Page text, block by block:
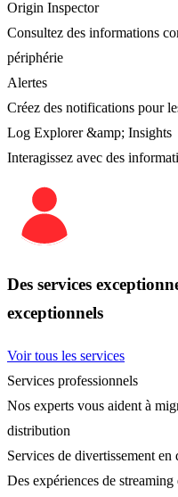
Origin Inspector
Consultez des informations
périphérie
Alertes
Créez des notifications pour
Log Explorer &amp; Insights
Interagissez avec des
Des services
exceptionnels
Voir tous les services
Services professionnels
Nos experts vous aident à
distribution
Services de divertissement en
Des expériences de